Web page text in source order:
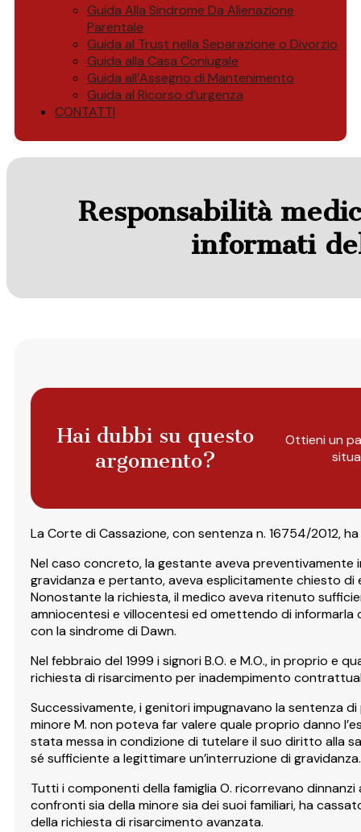
Guida Alla Sindrome Da Alienazione
Parentale
Guida al Trust nella Separazione o Divorzio
Guida alla Casa Coniugale
Guida all’Assegno di Mantenimento
Guida al Ricorso d’urgenza
CONTATTI
Responsabilità
informati
Hai dubbi su questo
argomento?
Ottieni un
La Corte di Cassazione, con sentenza n. 16754/2012,
Nel caso concreto, la gestante aveva
gravidanza e pertanto, aveva esplicitamente chiesto
Nonostante la richiesta, il medico aveva ritenuto
amniocentesi e villocentesi ed omettendo di
con la sindrome di Dawn.
Nel febbraio del 1999 i signori B.O. e M.O., in proprio e
richiesta di risarcimento per inadempimento
Successivamente, i genitori impugnavano la sentenza
minore M. non poteva far valere quale proprio danno
stata messa in condizione di tutelare il suo diritto alla
sé sufficiente a legittimare un’interruzione di gravidanza.
Tutti i componenti della famiglia O. ricorrevano
confronti sia della minore sia dei suoi familiari, ha
della richiesta di risarcimento avanzata.